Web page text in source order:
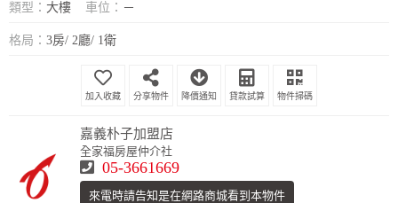
類型： 大樓 車位： －
格局： 3房/ 2廳/ 1衛
分享物件 降價通知 貸款試算 物件掃碼
嘉義朴子加盟店
全家福房屋仲介社
05-3661669
來電時請告知是在網路商城看到本物件